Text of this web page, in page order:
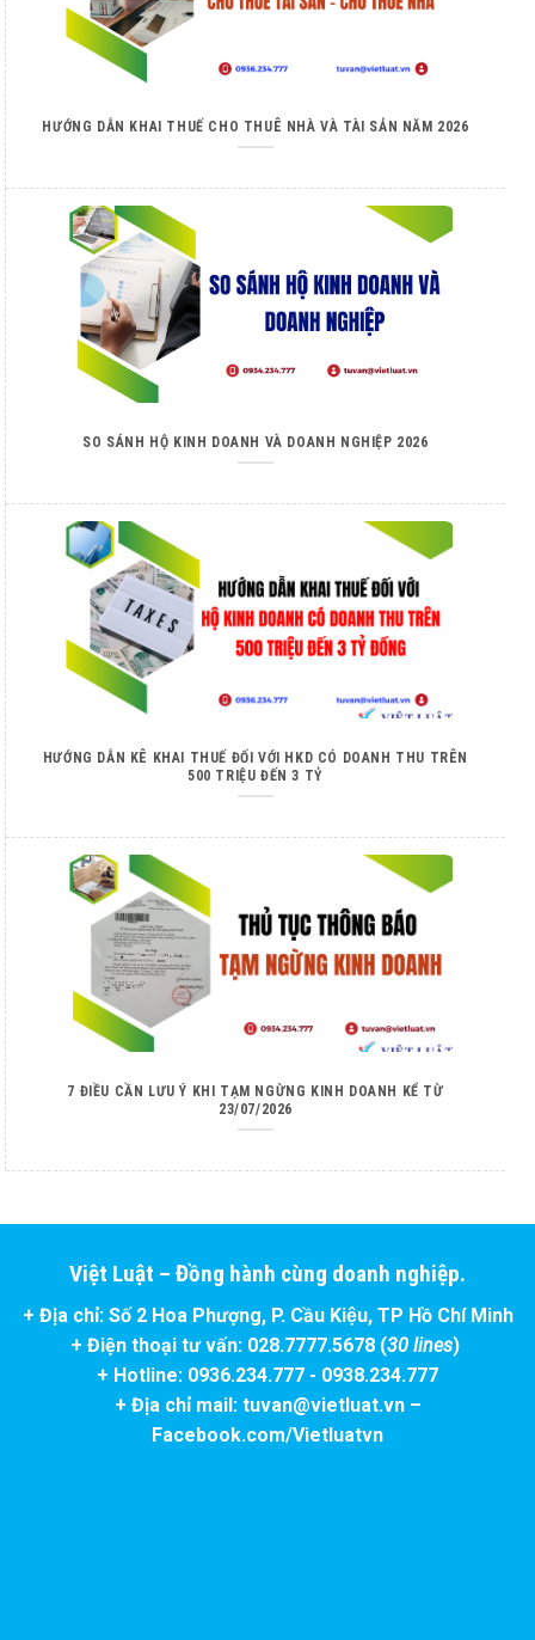
HƯỚNG DẪN KHAI THUẾ CHO THUÊ NHÀ VÀ TÀI SẢN NĂM 2026
SO SÁNH HỘ KINH DOANH VÀ DOANH NGHIỆP 2026
HƯỚNG DẪN KÊ KHAI THUẾ ĐỐI VỚI HKD CÓ DOANH THU TRÊN
500 TRIỆU ĐẾN 3 TỶ
7 ĐIỀU CẦN LƯU Ý KHI TẠM NGỪNG KINH DOANH KỂ TỪ
23/07/2026
Việt Luật – Đồng hành cùng doanh nghiệp.
+ Địa chỉ: Số 2 Hoa Phượng, P. Cầu Kiệu, TP Hồ Chí Minh
+ Điện thoại tư vấn: 028.7777.5678 (30 lines)
+ Hotline: 0936.234.777 - 0938.234.777
+ Địa chỉ mail: tuvan@vietluat.vn –
Facebook.com/Vietluatvn